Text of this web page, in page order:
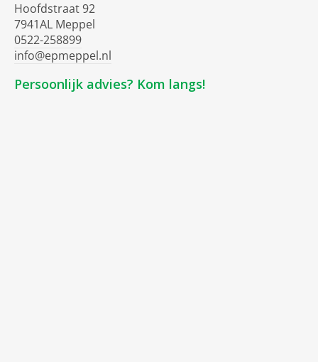
Hoofdstraat 92
7941AL Meppel
0522-258899
info@epmeppel.nl
Persoonlijk advies? Kom langs!